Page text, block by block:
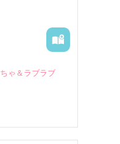
ゃ＆ラブラブ